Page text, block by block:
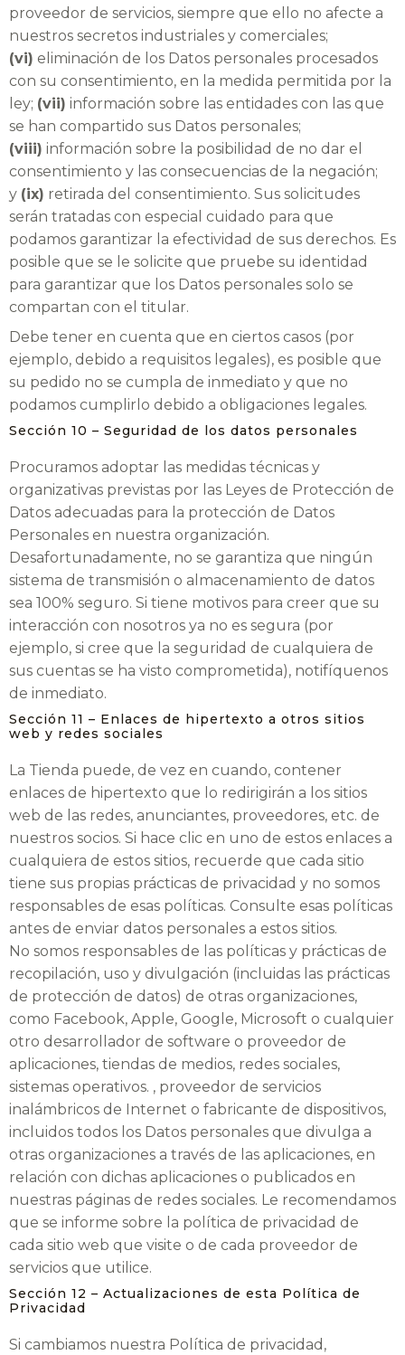
proveedor de servicios, siempre que ello no afecte a
nuestros secretos industriales y comerciales;
(vi) eliminación de los Datos personales procesados
con su consentimiento, en la medida permitida por la
ley; (vii) información sobre las entidades con las que
se han compartido sus Datos personales;
(viii) información sobre la posibilidad de no dar el
consentimiento y las consecuencias de la negación;
y (ix) retirada del consentimiento. Sus solicitudes
serán tratadas con especial cuidado para que
podamos garantizar la efectividad de sus derechos. Es
posible que se le solicite que pruebe su identidad
para garantizar que los Datos personales solo se
compartan con el titular.
Debe tener en cuenta que en ciertos casos (por
ejemplo, debido a requisitos legales), es posible que
su pedido no se cumpla de inmediato y que no
podamos cumplirlo debido a obligaciones legales.
Sección 10 – Seguridad de los datos personales
Procuramos adoptar las medidas técnicas y
organizativas previstas por las Leyes de Protección de
Datos adecuadas para la protección de Datos
Personales en nuestra organización.
Desafortunadamente, no se garantiza que ningún
sistema de transmisión o almacenamiento de datos
sea 100% seguro. Si tiene motivos para creer que su
interacción con nosotros ya no es segura (por
ejemplo, si cree que la seguridad de cualquiera de
sus cuentas se ha visto comprometida), notifíquenos
de inmediato.
Sección 11 – Enlaces de hipertexto a otros sitios
web y redes sociales
La Tienda puede, de vez en cuando, contener
enlaces de hipertexto que lo redirigirán a los sitios
web de las redes, anunciantes, proveedores, etc. de
nuestros socios. Si hace clic en uno de estos enlaces a
cualquiera de estos sitios, recuerde que cada sitio
tiene sus propias prácticas de privacidad y no somos
responsables de esas políticas. Consulte esas políticas
antes de enviar datos personales a estos sitios.
No somos responsables de las políticas y prácticas de
recopilación, uso y divulgación (incluidas las prácticas
de protección de datos) de otras organizaciones,
como Facebook, Apple, Google, Microsoft o cualquier
otro desarrollador de software o proveedor de
aplicaciones, tiendas de medios, redes sociales,
sistemas operativos. , proveedor de servicios
inalámbricos de Internet o fabricante de dispositivos,
incluidos todos los Datos personales que divulga a
otras organizaciones a través de las aplicaciones, en
relación con dichas aplicaciones o publicados en
nuestras páginas de redes sociales. Le recomendamos
que se informe sobre la política de privacidad de
cada sitio web que visite o de cada proveedor de
servicios que utilice.
Sección 12 – Actualizaciones de esta Política de
Privacidad
Si cambiamos nuestra Política de privacidad,